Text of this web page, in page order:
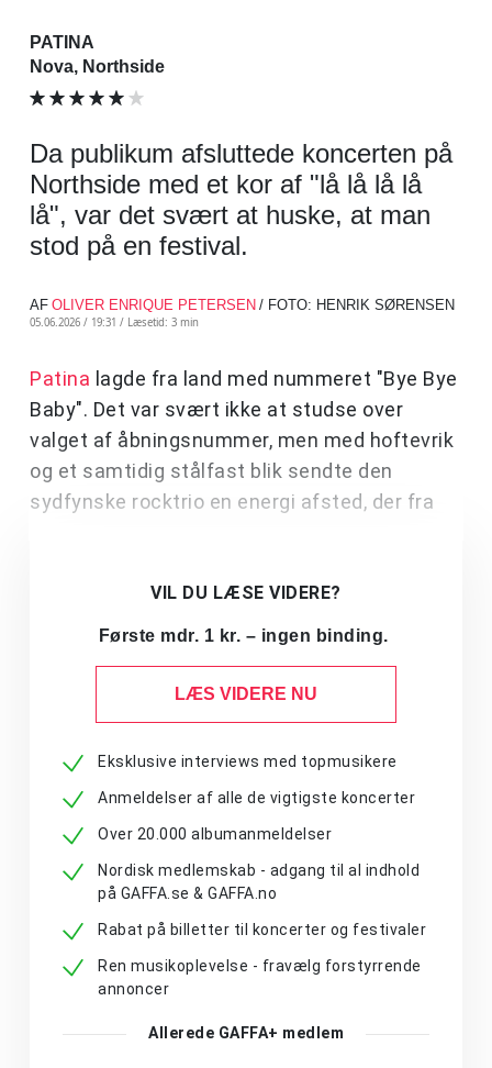
PATINA
Nova, Northside
Da publikum afsluttede koncerten på
Northside med et kor af "lå lå lå lå
lå", var det svært at huske, at man
stod på en festival.
AF OLIVER ENRIQUE PETERSEN / FOTO: HENRIK SØRENSEN
05.06.2026 / 19:31 / Læsetid: 3 min
Patina lagde fra land med nummeret "Bye Bye
Baby". Det var svært ikke at studse over
valget af åbningsnummer, men med hoftevrik
og et samtidig stålfast blik sendte den
sydfynske rocktrio en energi afsted, der fra
VIL DU LÆSE VIDERE?
Første mdr. 1 kr. – ingen binding.
LÆS VIDERE NU
Eksklusive interviews med topmusikere
Anmeldelser af alle de vigtigste koncerter
Over 20.000 albumanmeldelser
Nordisk medlemskab - adgang til al indhold
på GAFFA.se & GAFFA.no
Rabat på billetter til koncerter og festivaler
Ren musikoplevelse - fravælg forstyrrende
annoncer
Allerede GAFFA+ medlem